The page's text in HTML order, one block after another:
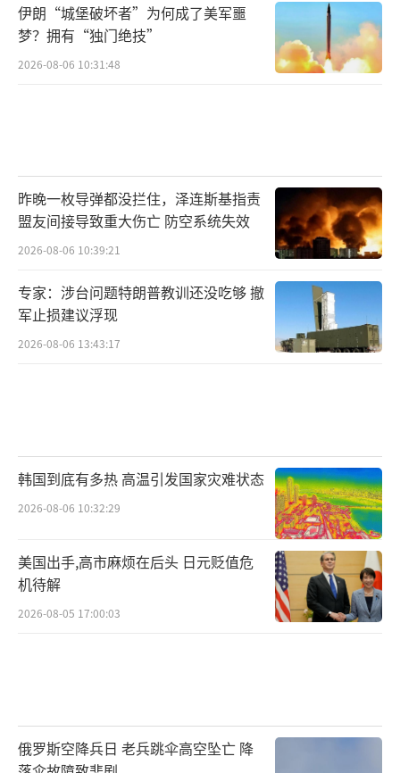
伊朗“城堡破坏者”为何成了美军噩
梦？拥有“独门绝技”
2026-08-06 10:31:48
昨晚一枚导弹都没拦住，泽连斯基指责
盟友间接导致重大伤亡 防空系统失效
2026-08-06 10:39:21
专家：涉台问题特朗普教训还没吃够 撤
军止损建议浮现
2026-08-06 13:43:17
韩国到底有多热 高温引发国家灾难状态
2026-08-06 10:32:29
美国出手,高市麻烦在后头 日元贬值危
机待解
2026-08-05 17:00:03
俄罗斯空降兵日 老兵跳伞高空坠亡 降